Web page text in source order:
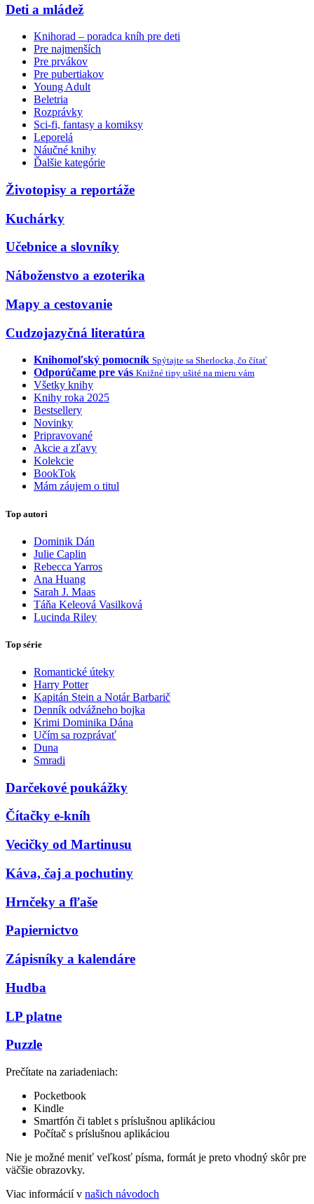
Deti a mládež
Knihorad – poradca kníh pre deti
Pre najmenších
Pre prvákov
Pre pubertiakov
Young Adult
Beletria
Rozprávky
Sci-fi, fantasy a komiksy
Leporelá
Náučné knihy
Ďalšie kategórie
Životopisy a reportáže
Kuchárky
Učebnice a slovníky
Náboženstvo a ezoterika
Mapy a cestovanie
Cudzojazyčná literatúra
Knihomoľský pomocník Spýtajte sa Sherlocka, čo čítať
Odporúčame pre vás Knižné tipy ušité na mieru vám
Všetky knihy
Knihy roka 2025
Bestsellery
Novinky
Pripravované
Akcie a zľavy
Kolekcie
BookTok
Mám záujem o titul
Top autori
Dominik Dán
Julie Caplin
Rebecca Yarros
Ana Huang
Sarah J. Maas
Táňa Keleová Vasilková
Lucinda Riley
Top série
Romantické úteky
Harry Potter
Kapitán Stein a Notár Barbarič
Denník odvážneho bojka
Krimi Dominika Dána
Učím sa rozprávať
Duna
Smradi
Darčekové poukážky
Čítačky e-kníh
Vecičky od Martinusu
Káva, čaj a pochutiny
Hrnčeky a fľaše
Papiernictvo
Zápisníky a kalendáre
Hudba
LP platne
Puzzle
Prečítate na zariadeniach:
Pocketbook
Kindle
Smartfón či tablet s príslušnou aplikáciou
Počítač s príslušnou aplikáciou
Nie je možné meniť veľkosť písma, formát je preto vhodný skôr pre
väčšie obrazovky.
Viac informácií v našich návodoch